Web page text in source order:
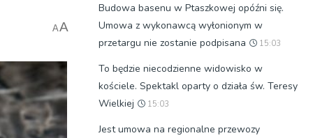
AA
Budowa basenu w Ptaszkowej opóźni się.
Umowa z wykonawcą wyłonionym w
przetargu nie zostanie podpisana
15:03
To będzie niecodzienne widowisko w
kościele. Spektakl oparty o działa św. Teresy
Wielkiej
15:03
Jest umowa na regionalne przewozy